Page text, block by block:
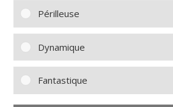
Périlleuse
Dynamique
Fantastique